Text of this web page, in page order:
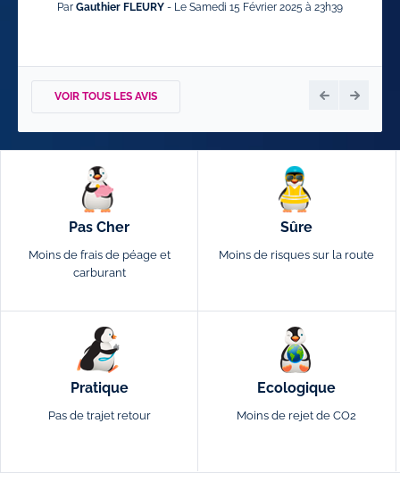
Par Gauthier FLEURY - Le Samedi 15 Février 2025 à 23h39
VOIR TOUS LES AVIS
Pas Cher
Moins de frais de péage et
carburant
Sûre
Moins de risques sur la route
Pratique
Pas de trajet retour
Ecologique
Moins de rejet de CO2